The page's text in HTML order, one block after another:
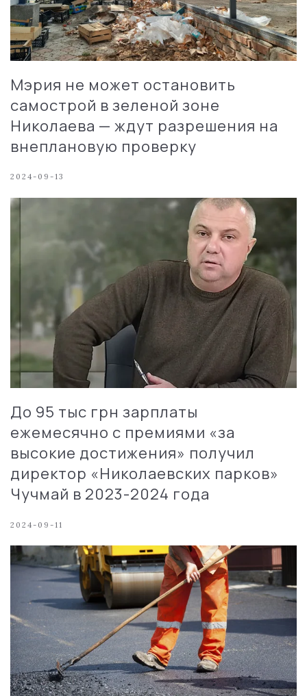
Мэрия не может остановить
самострой в зеленой зоне
Николаева — ждут разрешения на
внеплановую проверку
2024-09-13
До 95 тыс грн зарплаты
ежемесячно с премиями «за
высокие достижения» получил
директор «Николаевских парков»
Чучмай в 2023-2024 года
2024-09-11